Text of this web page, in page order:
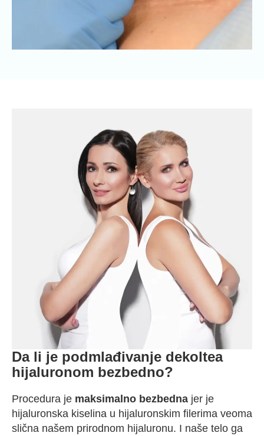
Da li je podmlađivanje dekoltea
hijaluronom bezbedno?
Procedura je maksimalno bezbedna jer je
hijaluronska kiselina u hijaluronskim filerima veoma
slična našem prirodnom hijaluronu. I naše telo ga